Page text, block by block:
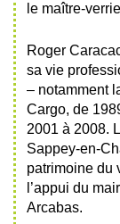
le maître-
Roger
sa vie
– notamment
Cargo, de
2001 à 2008.
Sappey-en-
patrimoine du
l’appui du
Arcabas.